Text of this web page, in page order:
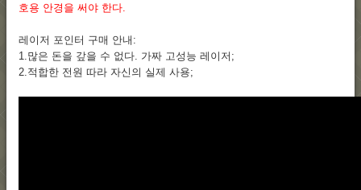
호용 안경을 써야 한다.
레이저 포인터 구매 안내:
1.많은 돈을 갚을 수 없다. 가짜 고성능 레이저;
2.적합한 전원 따라 자신의 실제 사용;